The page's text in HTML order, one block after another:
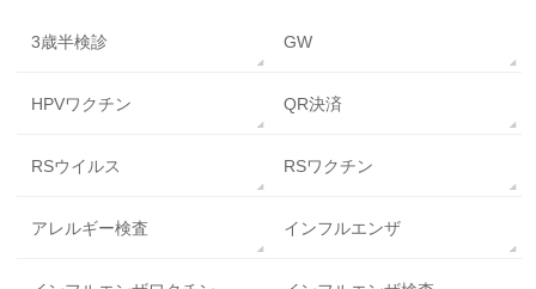
3歳半検診 GW
HPVワクチン QR決済
RSウイルス RSワクチン
アレルギー検査 インフルエンザ